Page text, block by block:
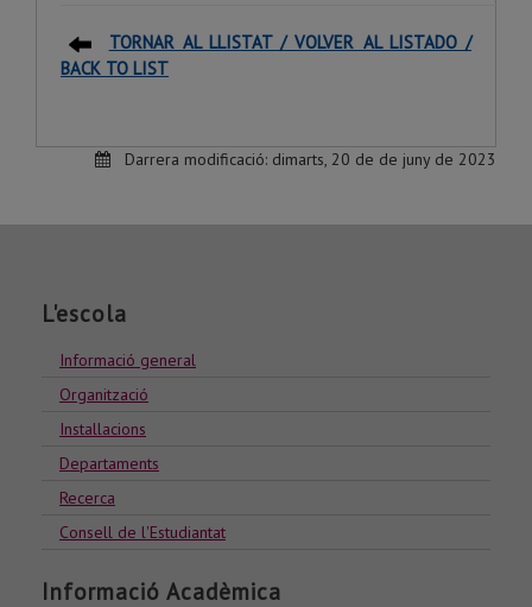
TORNAR AL LLISTAT / VOLVER AL LISTADO /
BACK TO LIST
Darrera modificació: dimarts, 20 de de juny de 2023
L'escola
Informació general
Organització
Installacions
Departaments
Recerca
Consell de l'Estudiantat
Informació Acadèmica